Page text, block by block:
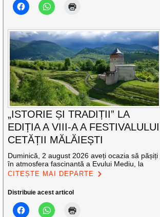
„ISTORIE ȘI TRADIȚII” LA
EDIȚIA A VIII-A A FESTIVALULUI
CETĂȚII MĂLĂIEȘTI
Duminică, 2 august 2026 aveți ocazia să pășiți
în atmosfera fascinantă a Evului Mediu, la
CITEȘTE MAI DEPARTE
Distribuie acest articol